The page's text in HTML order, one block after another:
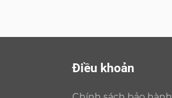
Điều khoản